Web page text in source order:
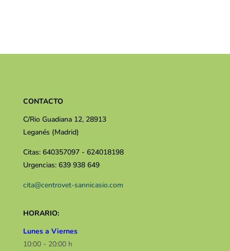
CONTACTO
C/Rio Guadiana 12, 28913
Leganés (Madrid)
Citas: 640357097 - 624018198
Urgencias: 639 938 649
cita@centrovet-sannicasio.com
HORARIO:
Lunes a Viernes
10:00 - 20:00 h